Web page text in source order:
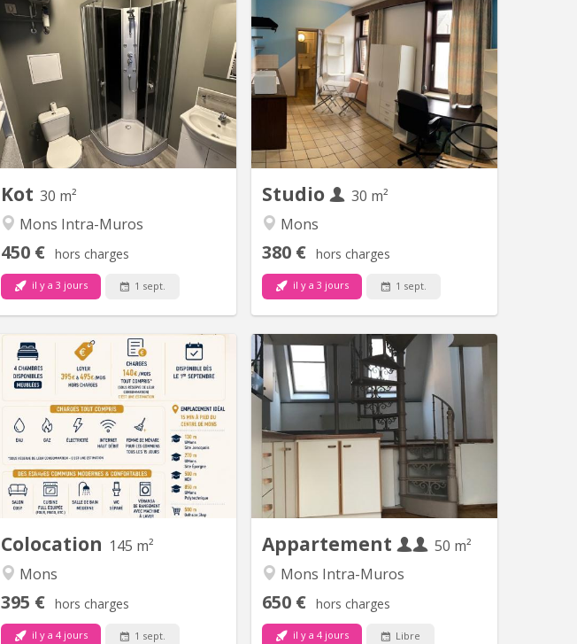
Kot 30 m²
Mons Intra-Muros
450 € hors charges
il y a 3 jours 1 sept.
Beau petit studio individuelle à louer
Sdb et cuisine privative Uniquement
pour Etudiant avec garanties des
parents . Pas de domiciliation. Infos :
0033 6 14 42 19 67
Studio
30 m²
Mons
380 € hors charges
il y a 3 jours 1 sept.
Studio à louer Studio meublé se situant
rue du pourcelet 65 possédant un
séjour (avec un coin cuisine, un coin
bureau et un coin chambre), sdb + wc
(tout privatif) AINSI qu’un beau jardin
de 60m2 sans vis-à-vis. Le loyer est de
400 euros charges communes
comprises MAIS compteurs au nom
Colocation 145 m²
Mons
395 € hors charges
il y a 4 jours 1 sept.
KM 2375
4 chambres de dispo dans une
colocation entièrement rénovée à
Mons Les espaces communs : - Salon
cosy - Cuisine full équipée (four, frigo,
etc. ) - Salle de bain moderne WC
séparé - veranda de rangement avec
machine à lavé Infos pratiques :
Maison fraîchement rénovée, bien
Appartement
50 m²
Mons Intra-Muros
650 € hors charges
il y a 4 jours Libre
KM 1101
petit appartement 1 chambre
comprenant: 1 hall privé, un salon, une
salle à manger - cuisine, un bureau en
mezzanine, un wc séparé, une
chambre, une salle de bain (bain,
lavabo, emplacement lave-linge).
Chaudière gaz individuelle pour
l'appartement, entretien à charge du